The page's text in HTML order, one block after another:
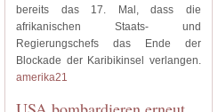
bereits das 17. Mal, dass die
afrikanischen Staats- und
Regierungschefs das Ende der
Blockade der Karibikinsel verlangen.
amerika21